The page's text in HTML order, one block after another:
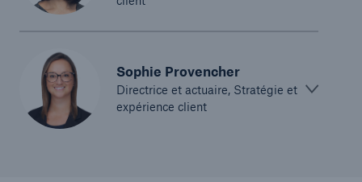
Sophie Provencher
Directrice et actuaire, Stratégie et
expérience client